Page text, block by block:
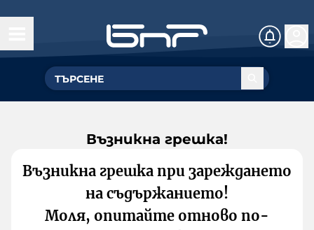
Възникна грешка!
Възникна грешка при зареждането
на съдържанието!
Моля, опитайте отново по-